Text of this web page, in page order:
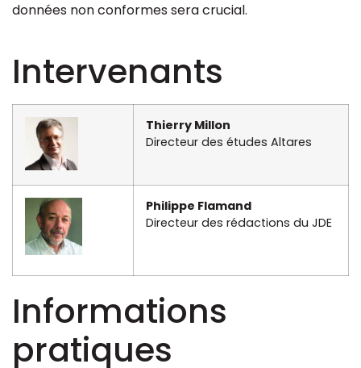
données non conformes sera crucial.
Intervenants
Thierry Millon
Directeur des études Altares
Philippe Flamand
Directeur des rédactions du JDE
Informations
pratiques